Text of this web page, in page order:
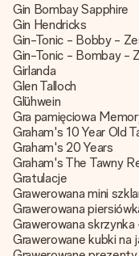
Gin Bombay Sapphire
Gin Hendricks
Gin-Tonic - Bobby -
Gin-Tonic - Bombay -
Girlanda
Glen Talloch
Glühwein
Gra pamięciowa
Graham's 10 Year Old
Graham's 20 Years
Graham's The Tawny
Gratulacje
Grawerowana mini
Grawerowana
Grawerowana
Grawerowane kubki na